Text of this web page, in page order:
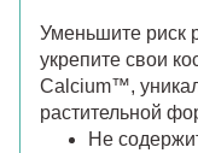
Уменьшите риск
укрепите свои
Calcium™,
растительной
Не